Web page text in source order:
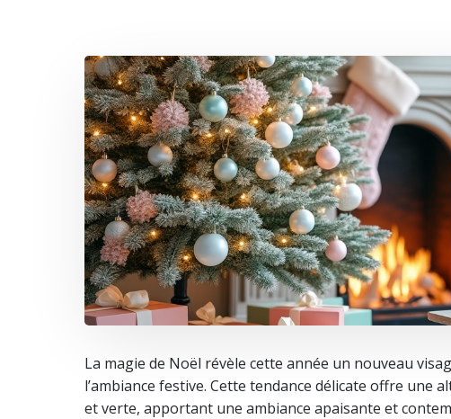
La magie de Noël révèle cette année un nouveau
l’ambiance festive. Cette tendance délicate offre
et verte, apportant une ambiance apaisante et